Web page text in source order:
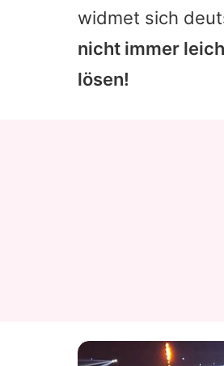
widmet sich
nicht immer
lösen!